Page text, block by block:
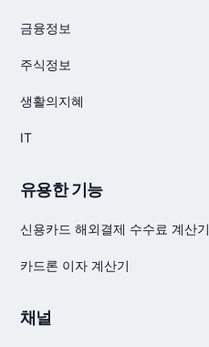
금융정보
주식정보
생활의지혜
IT
유용한 기능
신용카드 해외결제 수수료 계산기
카드론 이자 계산기
채널